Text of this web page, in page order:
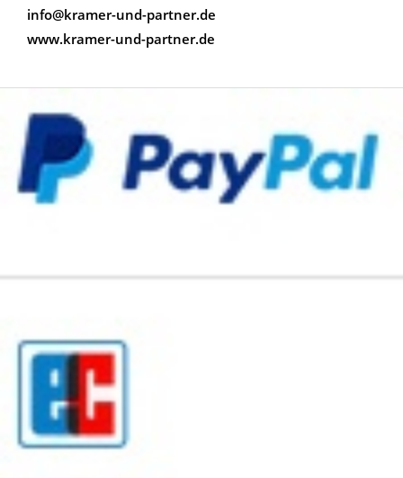
info@kramer-und-partner.de
www.kramer-und-partner.de